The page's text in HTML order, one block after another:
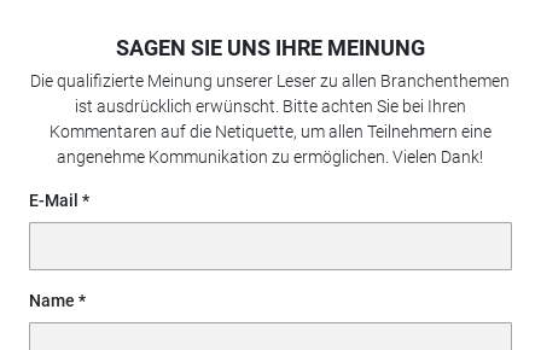
SAGEN SIE UNS IHRE MEINUNG
Die qualifizierte Meinung unserer Leser zu allen Branchenthemen
ist ausdrücklich erwünscht. Bitte achten Sie bei Ihren
Kommentaren auf die Netiquette, um allen Teilnehmern eine
angenehme Kommunikation zu ermöglichen. Vielen Dank!
E-Mail
Name